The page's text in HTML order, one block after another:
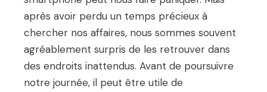
après avoir perdu un temps précieux à
chercher nos affaires, nous sommes souvent
agréablement surpris de les retrouver dans
des endroits inattendus. Avant de poursuivre
notre journée, il peut être utile de